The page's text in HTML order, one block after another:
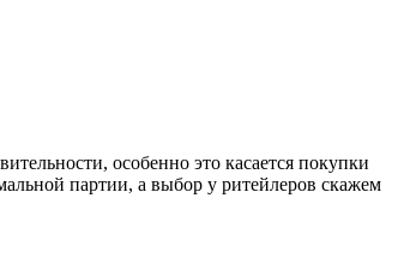
особенно это касается покупки
партии, а выбор у ритейлеров скажем